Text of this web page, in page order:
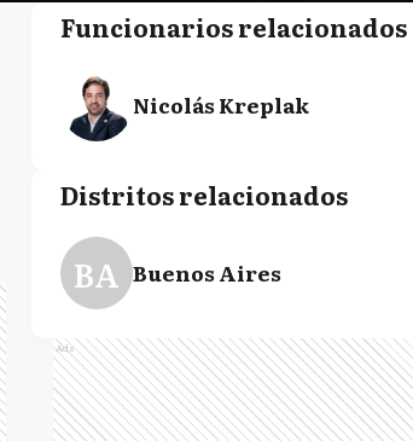
Funcionarios relacionados
Nicolás Kreplak
Distritos relacionados
BA Buenos Aires
Ads